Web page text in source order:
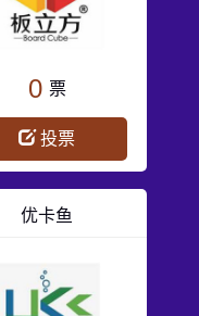
0 票
投票
优卡鱼